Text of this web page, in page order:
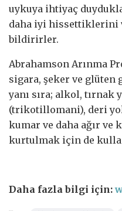
uykuya ihtiyaç
daha iyi hissettiklerini
bildirirler.
Abrahamson Arınma
sigara, şeker ve glüten
yanı sıra; alkol, tırnak
(trikotillomani), deri
kumar ve daha ağır ve
kurtulmak için de
Daha fazla bilgi için: